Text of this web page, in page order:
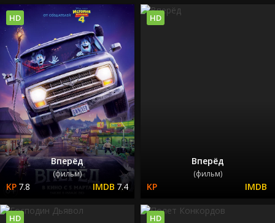
Вперёд
(фильм)
7.8 7.4
HD
Вперёд
(фильм)
HD
HD HD